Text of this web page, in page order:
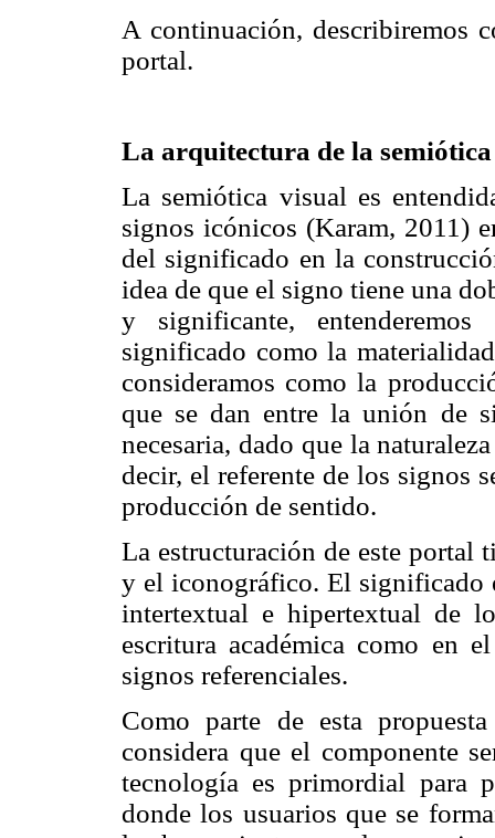
A continuación, describiremos
portal.
La arquitectura de la
La semiótica visual es
signos icónicos (Karam, 2011)
del significado en la
idea de que el signo tiene una
y significante,
significado como la
consideramos como la
que se dan entre la unión de
necesaria, dado que la
decir, el referente de los signos
producción de sentido.
La estructuración de este portal
y el iconográfico. El significado
intertextual e hipertextual de
escritura académica como en
signos referenciales.
Como parte de esta
considera que el componente
tecnología es primordial para
donde los usuarios que se